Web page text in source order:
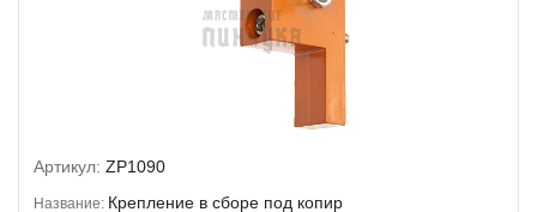
Артикул: ZP1090
Название: Крепление в сборе под копир